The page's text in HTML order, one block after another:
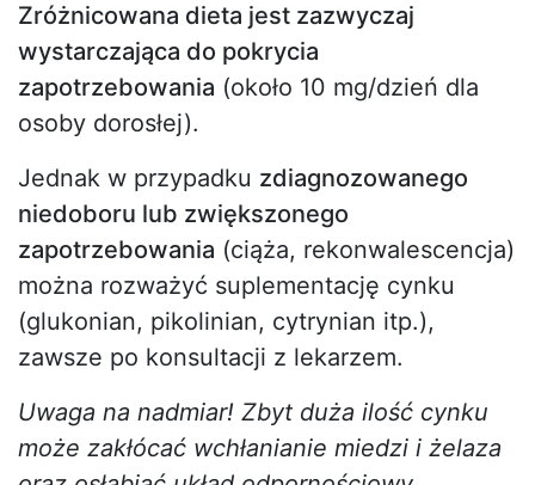
Zróżnicowana dieta jest zazwyczaj
wystarczająca do pokrycia
zapotrzebowania (około 10 mg/dzień dla
osoby dorosłej).
Jednak w przypadku zdiagnozowanego
niedoboru lub zwiększonego
zapotrzebowania (ciąża, rekonwalescencja)
można rozważyć suplementację cynku
(glukonian, pikolinian, cytrynian itp.),
zawsze po konsultacji z lekarzem.
Uwaga na nadmiar! Zbyt duża ilość cynku
może zakłócać wchłanianie miedzi i żelaza